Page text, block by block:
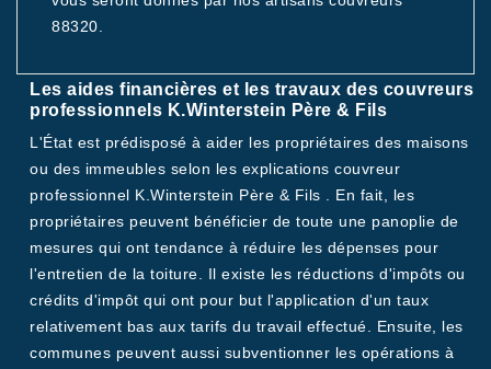
88320.
Les aides financières et les travaux des couvreurs
professionnels K.Winterstein Père & Fils
L'État est prédisposé à aider les propriétaires des maisons
ou des immeubles selon les explications couvreur
professionnel K.Winterstein Père & Fils . En fait, les
propriétaires peuvent bénéficier de toute une panoplie de
mesures qui ont tendance à réduire les dépenses pour
l'entretien de la toiture. Il existe les réductions d'impôts ou
crédits d'impôt qui ont pour but l'application d'un taux
relativement bas aux tarifs du travail effectué. Ensuite, les
communes peuvent aussi subventionner les opérations à